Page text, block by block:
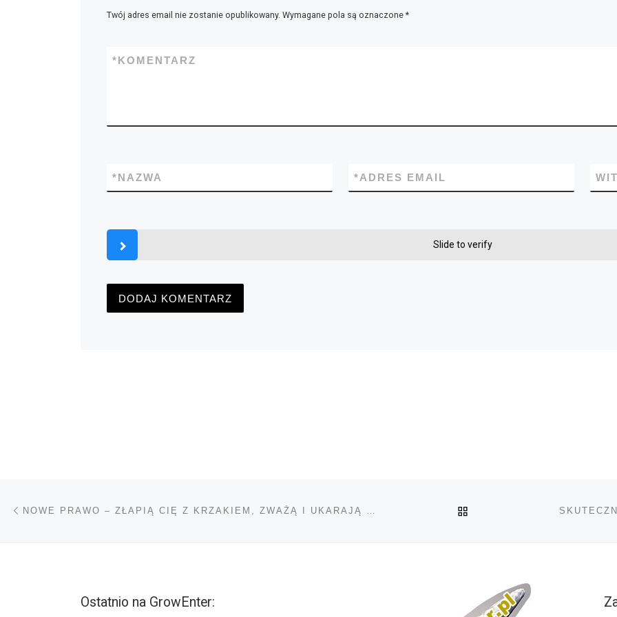
Twój adres email nie zostanie opublikowany. Wymagane pola są oznaczone *
KOMENTARZ
*
NAZWA
* ADRES EMAIL
*
Slide to verify
Nawigacja wpisu POWRÓT DO LISTY
Ostatnio na GrowEnter: